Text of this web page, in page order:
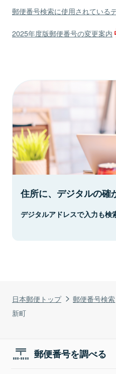
日本郵便トップ 郵便番号検索
新町
郵便番号検索に使用されている
2025年度版郵便番号の変更案内
住所に、デジタルの確
デジタルアドレスで入力も検
郵便番号を調べる